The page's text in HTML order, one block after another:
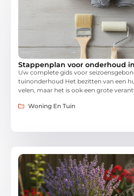
Stappenplan voor onderhoud
Uw complete gids voor
tuinonderhoud Het bezitten van een
velen, maar het is ook een grote
Woning En Tuin